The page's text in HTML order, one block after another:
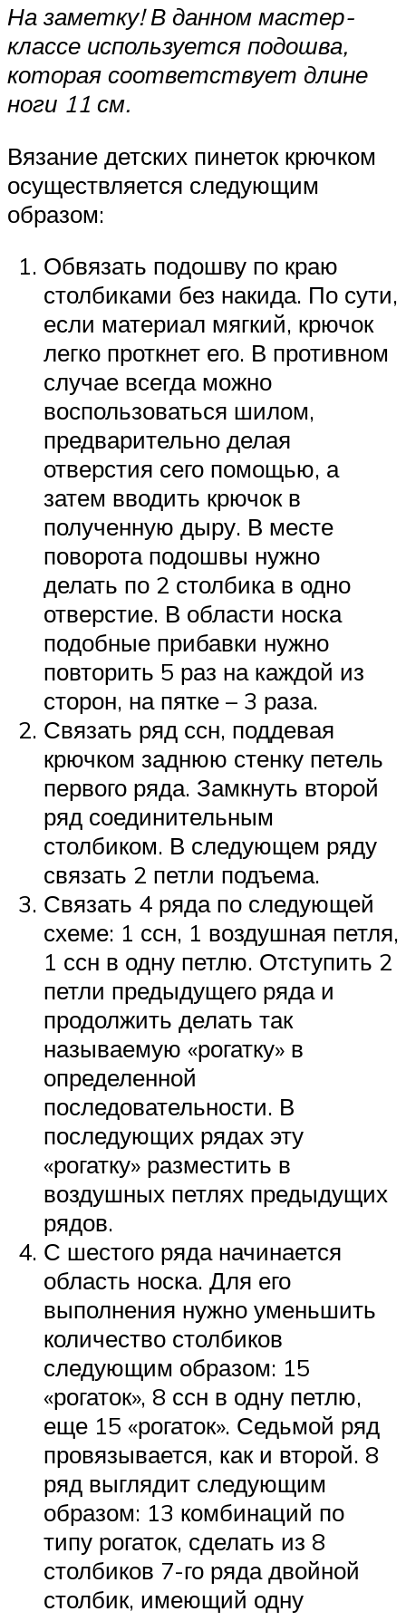
На заметку! В данном мастер-
классе используется подошва,
которая соответствует длине
ноги 11 см.
Вязание детских пинеток крючком
осуществляется следующим
образом:
Обвязать подошву по краю
столбиками без накида. По сути,
если материал мягкий, крючок
легко проткнет его. В противном
случае всегда можно
воспользоваться шилом,
предварительно делая
отверстия сего помощью, а
затем вводить крючок в
полученную дыру. В месте
поворота подошвы нужно
делать по 2 столбика в одно
отверстие. В области носка
подобные прибавки нужно
повторить 5 раз на каждой из
сторон, на пятке – 3 раза.
Связать ряд ссн, поддевая
крючком заднюю стенку петель
первого ряда. Замкнуть второй
ряд соединительным
столбиком. В следующем ряду
связать 2 петли подъема.
Связать 4 ряда по следующей
схеме: 1 ссн, 1 воздушная петля,
1 ссн в одну петлю. Отступить 2
петли предыдущего ряда и
продолжить делать так
называемую «рогатку» в
определенной
последовательности. В
последующих рядах эту
«рогатку» разместить в
воздушных петлях предыдущих
рядов.
С шестого ряда начинается
область носка. Для его
выполнения нужно уменьшить
количество столбиков
следующим образом: 15
«рогаток», 8 ссн в одну петлю,
еще 15 «рогаток». Седьмой ряд
провязывается, как и второй. 8
ряд выглядит следующим
образом: 13 комбинаций по
типу рогаток, сделать из 8
столбиков 7-го ряда двойной
столбик, имеющий одну